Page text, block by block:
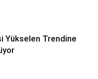
Yükselen Trendine